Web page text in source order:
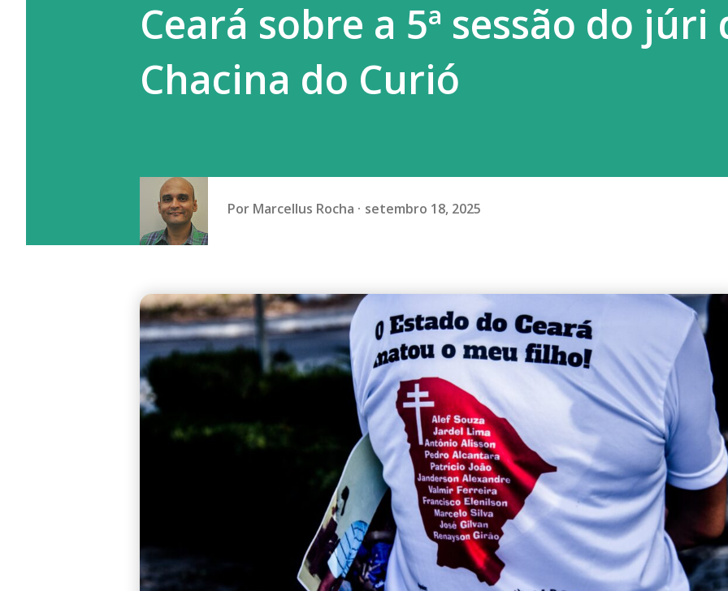
mundial. O segundo foi o Osasco, na edição de 2012, realizada em Do...
Ceará sobre a 5ª sessão do júri
Chacina do Curió
Por Marcellus Rocha setembro 18, 2025